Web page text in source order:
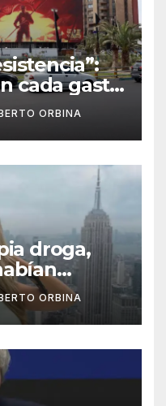
cada gasto
cinco
Israel
ORBINA
droga,
la
ORBINA